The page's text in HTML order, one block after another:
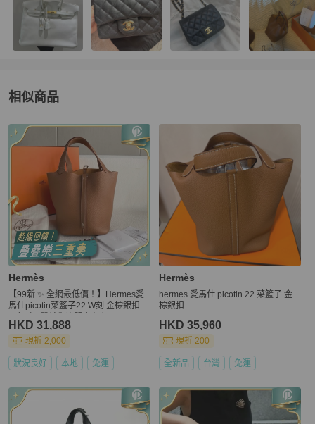
相似商品
更多相似Hermès女包推薦精品
Hermès
【99新 ✨ 全網最低價！】Hermes愛
馬仕picotin菜籃子22 W刻 金棕銀扣 T
HKD 31,888
現折 2,000
狀況良好 本地 免運
Hermès
hermes 愛馬仕 picotin 22 菜籃子 金
棕銀扣
HKD 35,960
現折 200
全新品 台灣 免運